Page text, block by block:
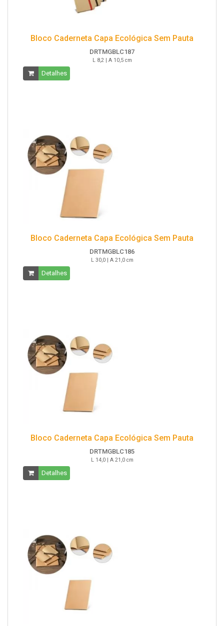
Bloco Caderneta Capa Ecológica Sem Pauta
DRTMGBLC187
L 8,2 | A 10,5 cm
Detalhes
Bloco Caderneta Capa Ecológica Sem Pauta
DRTMGBLC186
L 30,0 | A 21,0 cm
Detalhes
Bloco Caderneta Capa Ecológica Sem Pauta
DRTMGBLC185
L 14,0 | A 21,0 cm
Detalhes